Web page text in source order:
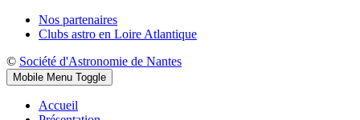
Nos partenaires
Clubs astro en Loire Atlantique
© Société d'Astronomie de Nantes
Mobile Menu Toggle
Accueil